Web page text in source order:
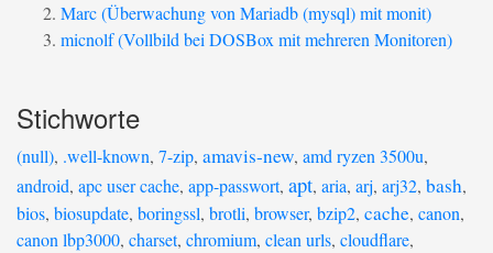
Marc (Überwachung von Mariadb (mysql) mit monit)
micnolf (Vollbild bei DOSBox mit mehreren Monitoren)
Stichworte
(null), .well-known, 7-zip, amavis-new, amd ryzen 3500u,
android, apc user cache, app-passwort, apt, aria, arj, arj32, bash,
bios, biosupdate, boringssl, brotli, browser, bzip2, cache, canon,
canon lbp3000, charset, chromium, clean urls, cloudflare,